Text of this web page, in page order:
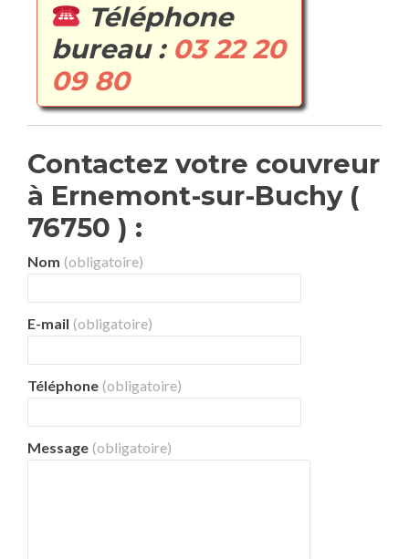
Téléphone
bureau : 03 22 20
09 80
Contactez votre couvreur
à Ernemont-sur-Buchy (
76750 ) :
Nom (obligatoire)
E-mail (obligatoire)
Téléphone (obligatoire)
Message (obligatoire)